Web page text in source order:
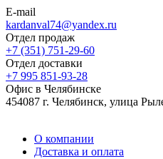
E-mail
kardanval74@yandex.ru
Отдел продаж
+7 (351) 751-29-60
Отдел доставки
+7 995 851-93-28
Офис в Челябинске
454087 г. Челябинск, улица
О компании
Доставка и оплата